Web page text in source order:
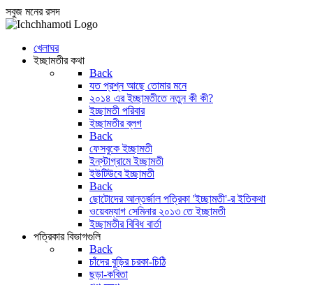
সবুজ মনের রসদ
খেলাঘর
ইচ্ছামতীর কথা
Back
যত প্রশ্ন আছে তোমার মনে
২০১৪ এর ইচ্ছামতীতে নতুন কী কী?
ইচ্ছামতী পরিবার
ইচ্ছামতীর ব্লগ
Back
ফেসবুকে ইচ্ছামতী
ইন্‌স্টাগ্রামে ইচ্ছামতী
ইউটিউবে ইচ্ছামতী
Back
ছোটোদের আন্তর্জাল পত্রিকা 'ইচ্ছামতী'-র ইতিকথা
ওয়েবম্যাগ সেমিনার ২০১৩ তে ইচ্ছামতী
ইচ্ছামতীর বিবিধ বার্তা
পত্রিকার বিভাগগুলি
Back
চাঁদের বুড়ির চরকা-চিঠি
ছড়া-কবিতা